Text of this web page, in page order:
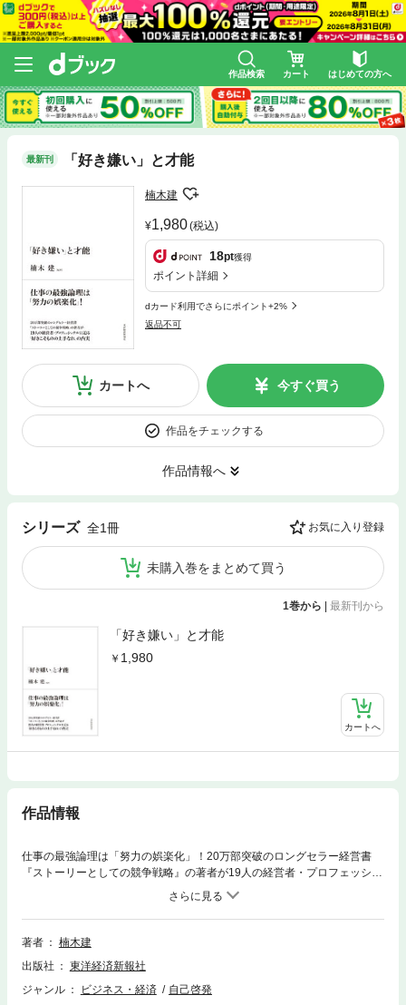
作品検索 カート はじめての方へ
最新刊 「好き嫌い」と才能
楠木建
1,980(税込)
18pt獲得
ポイント詳細
dカード利用でさらにポイント+2%
返品不可
カートへ 今すぐ買う
作品をチェックする
作品情報へ
シリーズ 全1冊 お気に入り登録
未購入巻をまとめて買う
1巻から | 最新刊から
「好き嫌い」と才能
1,980
カートへ
作品情報
仕事の最強論理は「努力の娯楽化」！20万部突破のロングセラー経営書
『ストーリーとしての競争戦略』の著者が19人の経営者・プロフェッショ
ナルに迫る「好きこそものの上手なれ」の内実。登場する経営者・プロフ
ェッショナル：宮内義彦、玉塚元一、為末大、磯崎憲一郎、高岡浩三、鎌
田和彦、高島宏平、中竹竜二、野口実、篠田真貴子、仲暁子、広木隆、大
山健太郎、常見陽平、中川淳一郎、杉本哲哉、丸山茂雄、木川眞、米倉誠
は、その人に固有の「好き嫌い」がある。とにかく好きなので、誰からも
強制されなくても努力をする。それは傍目には「努力」でも、本人にした
著者
楠木建
出版社
東洋経済新報社
ジャンル
ビジネス・経済
自己啓発